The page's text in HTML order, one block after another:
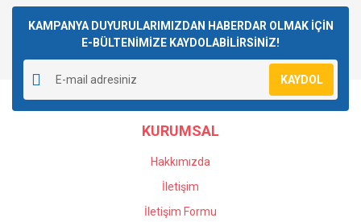
KAMPANYA DUYURULARIMIZDAN HABERDAR OLMAK İÇİN
E-BÜLTENİMİZE KAYDOLABİLİRSİNİZ!
KAYDOL
KURUMSAL
Hakkımızda
İletişim
İletişim Formu